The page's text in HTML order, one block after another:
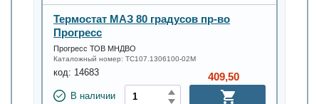
Термостат МАЗ 80 градусов пр-во
Прогресс
Прогресс ТОВ МНДВО
Каталожный номер: ТС107.1306100-02М
код: 14683
В наличии
409,50